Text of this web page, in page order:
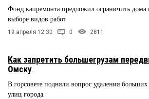
Фонд капремонта предложил ограничить дома
выборе видов работ
19 апреля 12:30 0 2811
Как запретить большегрузам
Омску
В горсовете подняли вопрос удаления
улиц города